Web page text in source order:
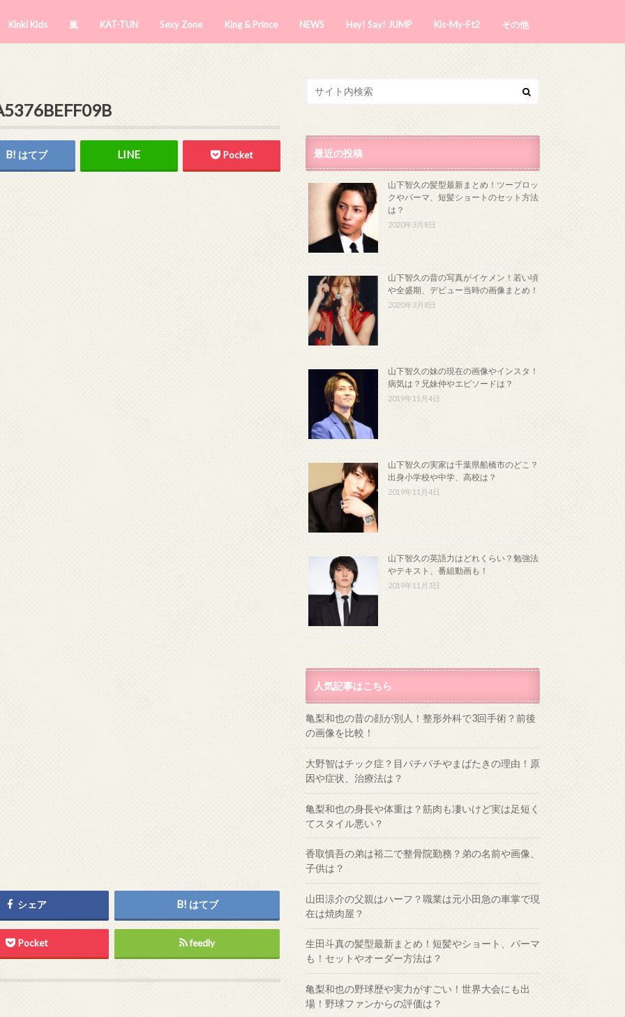
Kinki Kids 嵐 KAT-TUN Sexy Zone King & Prince NEWS Hey! Say! JUMP Kis-My-Ft2 その他
はてブ Pocket
シェア はてブ
Pocket feedly
最近の投稿
山下智久の髪型最新まとめ！ツーブロッ
クやパーマ、短髪ショートのセット方法
は？
2020年3月8日
山下智久の昔の写真がイケメン！若い頃
や全盛期、デビュー当時の画像まとめ！
2020年3月8日
山下智久の妹の現在の画像やインスタ！
病気は？兄妹仲やエピソードは？
2019年11月4日
山下智久の実家は千葉県船橋市のどこ？
出身小学校や中学、高校は？
2019年11月4日
山下智久の英語力はどれくらい？勉強法
やテキスト、番組動画も！
2019年11月3日
人気記事はこちら
亀梨和也の昔の顔が別人！整形外科で3回手術？前後
の画像を比較！
大野智はチック症？目パチパチやまばたきの理由！原
因や症状、治療法は？
亀梨和也の身長や体重は？筋肉も凄いけど実は足短く
てスタイル悪い？
香取慎吾の弟は裕二で整骨院勤務？弟の名前や画像、
子供は？
山田涼介の父親はハーフ？職業は元小田急の車掌で現
在は焼肉屋？
生田斗真の髪型最新まとめ！短髪やショート、パーマ
も！セットやオーダー方法は？
亀梨和也の野球歴や実力がすごい！世界大会にも出
場！野球ファンからの評価は？